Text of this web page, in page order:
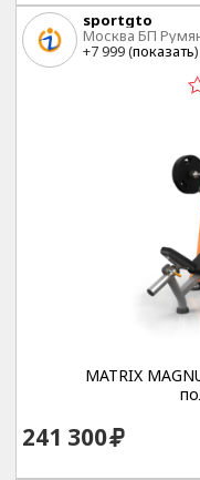
sportgto
Москва БП
+7 999 (показать)
MATRIX
241 300